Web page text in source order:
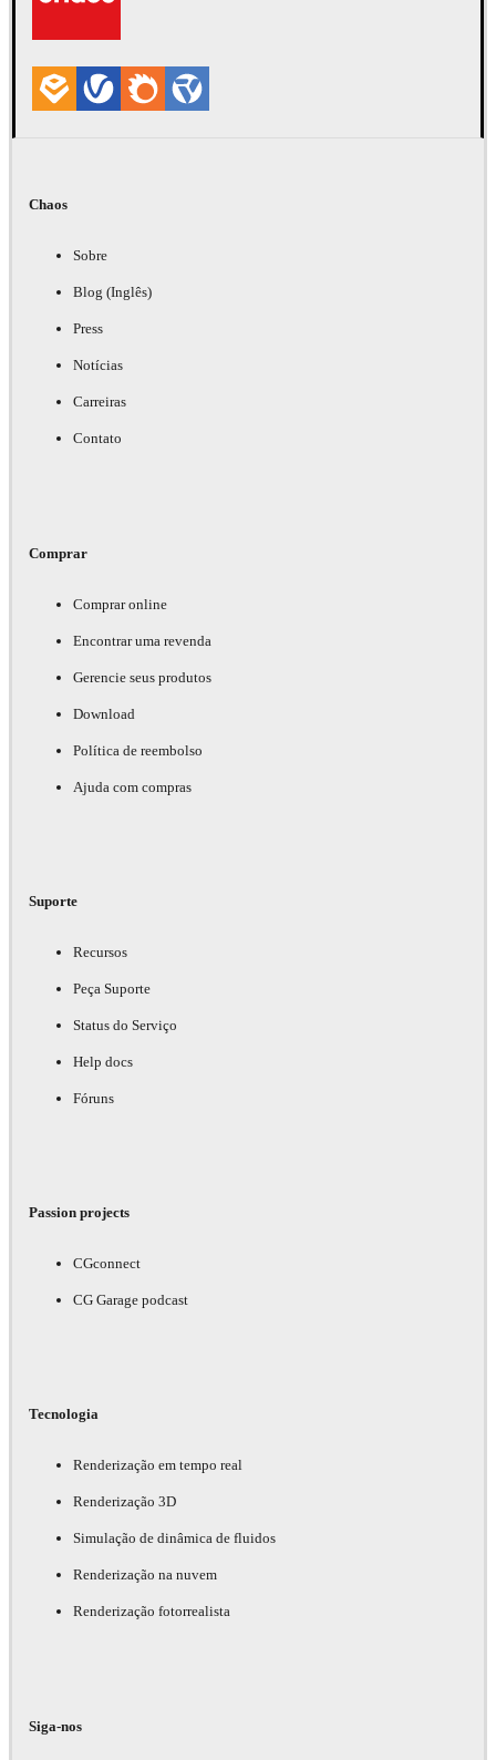
Chaos
Sobre
Blog (Inglês)
Press
Notícias
Carreiras
Contato
Comprar
Comprar online
Encontrar uma revenda
Gerencie seus produtos
Download
Política de reembolso
Ajuda com compras
Suporte
Recursos
Peça Suporte
Status do Serviço
Help docs
Fóruns
Passion projects
CGconnect
CG Garage podcast
Tecnologia
Renderização em tempo real
Renderização 3D
Simulação de dinâmica de fluidos
Renderização na nuvem
Renderização fotorrealista
Siga-nos